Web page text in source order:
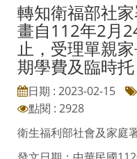
轉知衛福部社
畫自112年2月
止，受理單親
期學費及臨時
日期 : 2023-02-15
點閱 : 2928
衛生福利部社會及家庭